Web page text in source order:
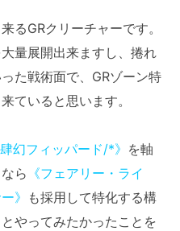
るGRクリーチャーです。
量展開出来ますし、捲れ
た戦術面で、GRゾーン特
ていると思います。
肆幻フィッパード/*》 を軸
ら 《フェアリー・ライ
》 も採用して特化する構
やってみたかったことを